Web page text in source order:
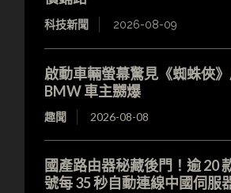
科技新聞 2026-08-09
啟動車輛螢幕驚見《蜘蛛俠
BMW 車主嬲爆
趣聞 2026-08-08
國產路由器秘藏後門！逾 20
號每 35 秒自動連線中國伺服